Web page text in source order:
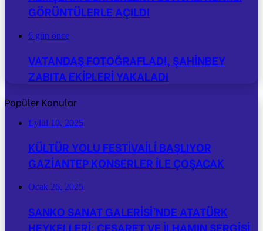
GÖRÜNTÜLERLE AÇILDI
6 gün önce
VATANDAŞ FOTOĞRAFLADI, ŞAHİNBEY
ZABITA EKİPLERİ YAKALADI
Popüler Konular
Eylül 10, 2025
KÜLTÜR YOLU FESTİVAİLİ BAŞLIYOR
GAZİANTEP KONSERLER İLE ÇOŞACAK
Ocak 26, 2025
SANKO SANAT GALERİSİ’NDE ATATÜRK
HEYKELLERİ: CESARET VE İLHAMIN SERGİSİ